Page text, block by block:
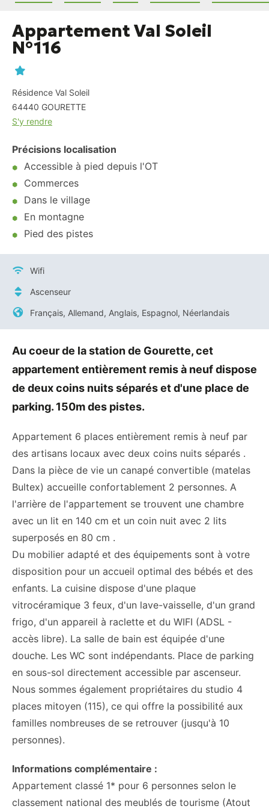
Appartement Val Soleil
N°116
Résidence Val Soleil
64440 GOURETTE
S'y rendre
Précisions localisation
Accessible à pied depuis l'OT
Commerces
Dans le village
En montagne
Pied des pistes
Wifi
Ascenseur
Français, Allemand, Anglais, Espagnol, Néerlandais
Au coeur de la station de Gourette, cet
appartement entièrement remis à neuf dispose
de deux coins nuits séparés et d'une place de
parking. 150m des pistes.
Appartement 6 places entièrement remis à neuf par
des artisans locaux avec deux coins nuits séparés .
Dans la pièce de vie un canapé convertible (matelas
Bultex) accueille confortablement 2 personnes. A
l'arrière de l'appartement se trouvent une chambre
avec un lit en 140 cm et un coin nuit avec 2 lits
superposés en 80 cm .
Du mobilier adapté et des équipements sont à votre
disposition pour un accueil optimal des bébés et des
enfants. La cuisine dispose d'une plaque
vitrocéramique 3 feux, d'un lave-vaisselle, d'un grand
frigo, d'un appareil à raclette et du WIFI (ADSL -
accès libre). La salle de bain est équipée d'une
douche. Les WC sont indépendants. Place de parking
en sous-sol directement accessible par ascenseur.
Nous sommes également propriétaires du studio 4
places mitoyen (115), ce qui offre la possibilité aux
familles nombreuses de se retrouver (jusqu'à 10
personnes).
Informations complémentaire :
Appartement classé 1* pour 6 personnes selon le
classement national des meublés de tourisme (Atout